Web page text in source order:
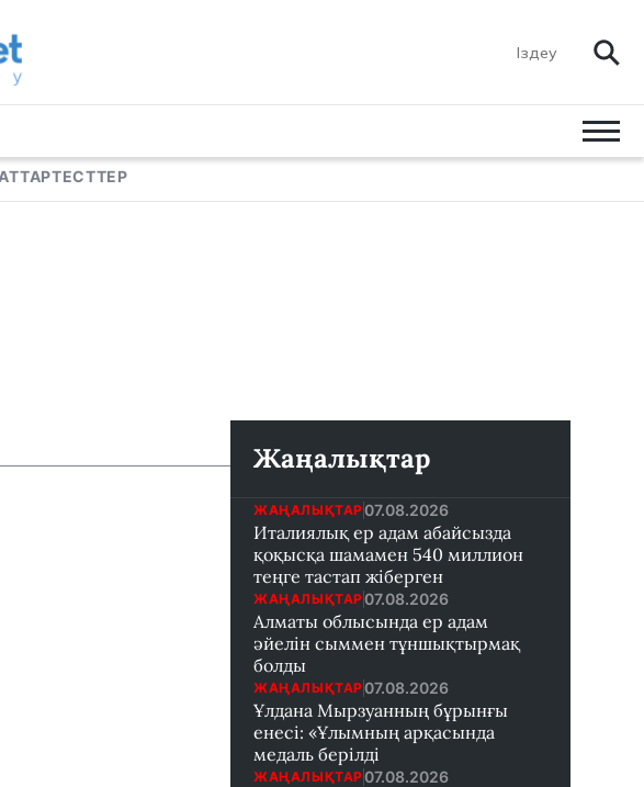
ТЕСТТЕР
Жаңалықтар
ЖАҢАЛЫҚТАР 07.08.2026
Италиялық ер адам абайсызда
қоқысқа шамамен 540 миллион
теңге тастап жіберген
ЖАҢАЛЫҚТАР 07.08.2026
Алматы облысында ер адам
әйелін сыммен тұншықтырмақ
болды
ЖАҢАЛЫҚТАР 07.08.2026
Ұлдана Мырзуанның бұрынғы
енесі: «Ұлымның арқасында
медаль берілді
ЖАҢАЛЫҚТАР 07.08.2026